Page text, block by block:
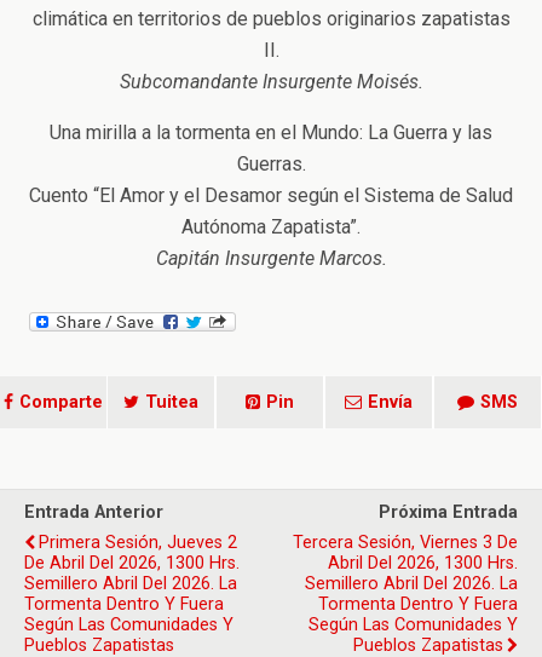
climática en territorios de pueblos originarios zapatistas
II.
Subcomandante Insurgente Moisés.
Una mirilla a la tormenta en el Mundo: La Guerra y las
Guerras.
Cuento “El Amor y el Desamor según el Sistema de Salud
Autónoma Zapatista”.
Capitán Insurgente Marcos.
Comparte Tuitea Pin Envía SMS
Entrada Anterior
Primera Sesión, Jueves 2
De Abril Del 2026, 1300 Hrs.
Semillero Abril Del 2026. La
Tormenta Dentro Y Fuera
Según Las Comunidades Y
Pueblos Zapatistas
Próxima Entrada
Tercera Sesión, Viernes 3 De
Abril Del 2026, 1300 Hrs.
Semillero Abril Del 2026. La
Tormenta Dentro Y Fuera
Según Las Comunidades Y
Pueblos Zapatistas